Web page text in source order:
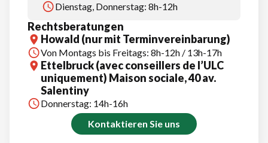
Dienstag, Donnerstag: 8h-12h
Rechtsberatungen
Howald (nur mit Terminvereinbarung)
Von Montags bis Freitags: 8h-12h / 13h-17h
Ettelbruck (avec conseillers de l’ULC
uniquement) Maison sociale, 40 av.
Salentiny
Donnerstag: 14h-16h
Kontaktieren Sie uns